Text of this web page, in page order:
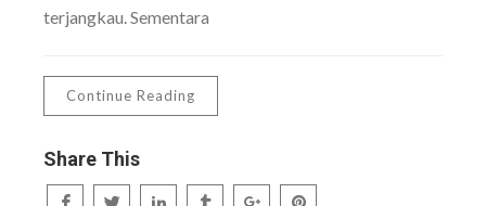
terjangkau. Sementara
Continue Reading
Share This